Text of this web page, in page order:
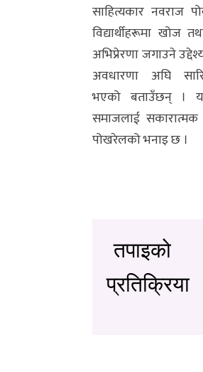
साहित्यकार नवराज
विद्यार्थीहरूमा खोज
अभिप्रेरणा जगाउने
अवधारणा अघि
भएको बताउँछन् ।
समाजलाई सकारात्मक
पोखरेलको भनाइ छ ।
तपाइको
प्रतिक्रिया